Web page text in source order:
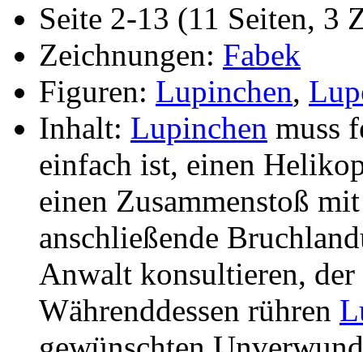
Seite 2-13 (11 Seiten, 3
Zeichnungen: Fabek
Figuren: Lupinchen,
Inhalt: Lupinchen muss
einfach ist, einen
einen Zusammenstoß
anschließende
Anwalt konsultieren,
Währenddessen rühren